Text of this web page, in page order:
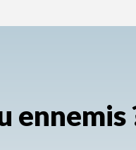
ennemis